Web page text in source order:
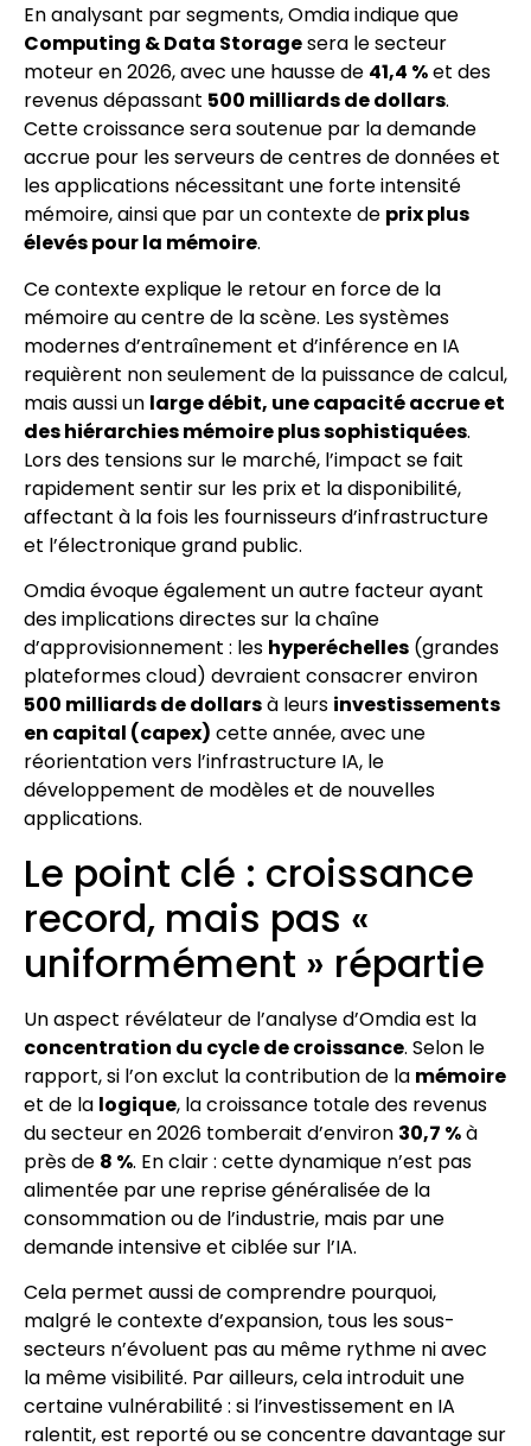
En analysant par segments, Omdia indique que
Computing & Data Storagesera le secteur
moteur en 2026, avec une hausse de 41,4 %et des
revenus dépassant 500 milliards de dollars.
Cette croissance sera soutenue par la demande
accrue pour les serveurs de centres de données et
les applications nécessitant une forte intensité
mémoire, ainsi que par un contexte de prix plus
élevés pour la mémoire.
Ce contexte explique le retour en force de la
mémoire au centre de la scène. Les systèmes
modernes d’entraînement et d’inférence en IA
requièrent non seulement de la puissance de calcul,
mais aussi un large débit, une capacité accrue et
des hiérarchies mémoire plus sophistiquées.
Lors des tensions sur le marché, l’impact se fait
rapidement sentir sur les prix et la disponibilité,
affectant à la fois les fournisseurs d’infrastructure
et l’électronique grand public.
Omdia évoque également un autre facteur ayant
des implications directes sur la chaîne
d’approvisionnement : les hyperéchelles (grandes
plateformes cloud) devraient consacrer environ
500 milliards de dollarsà leurs investissements
en capital (capex) cette année, avec une
réorientation vers l’infrastructure IA, le
développement de modèles et de nouvelles
applications.
Le point clé : croissance
record, mais pas «
uniformément » répartie
Un aspect révélateur de l’analyse d’Omdia est la
concentration du cycle de croissance. Selon le
rapport, si l’on exclut la contribution de la mémoire
et de la logique, la croissance totale des revenus
du secteur en 2026 tomberait d’environ 30,7 %à
près de 8 %. En clair : cette dynamique n’est pas
alimentée par une reprise généralisée de la
consommation ou de l’industrie, mais par une
demande intensive et ciblée sur l’IA.
Cela permet aussi de comprendre pourquoi,
malgré le contexte d’expansion, tous les sous-
secteurs n’évoluent pas au même rythme ni avec
la même visibilité. Par ailleurs, cela introduit une
certaine vulnérabilité : si l’investissement en IA
ralentit, est reporté ou se concentre davantage sur